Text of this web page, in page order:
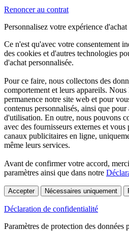
Renoncer au contrat
Personnalisez votre expérience d'achat
Ce n'est qu'avec votre consentement
des cookies et d'autres technologies
d'achat personnalisée.
Pour ce faire, nous collectons des
comportement et leurs appareils.
permanence notre site web et pour
contenus personnalisés, ainsi que pour
d'utilisation. En outre, nous pouvons
avec des fournisseurs externes et
canaux publicitaires en ligne,
même leurs services.
Avant de confirmer votre accord,
paramètres ainsi que dans notre
Accepter Nécessaires uniquement
Déclaration de confidentialité
Paramètres de protection des données